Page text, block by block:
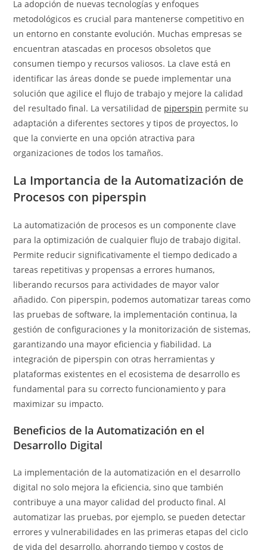
La adopción de nuevas tecnologías y enfoques
metodológicos es crucial para mantenerse competitivo en
un entorno en constante evolución. Muchas empresas se
encuentran atascadas en procesos obsoletos que
consumen tiempo y recursos valiosos. La clave está en
identificar las áreas donde se puede implementar una
solución que agilice el flujo de trabajo y mejore la calidad
del resultado final. La versatilidad de piperspin permite su
adaptación a diferentes sectores y tipos de proyectos, lo
que la convierte en una opción atractiva para
organizaciones de todos los tamaños.
La Importancia de la Automatización de
Procesos con piperspin
La automatización de procesos es un componente clave
para la optimización de cualquier flujo de trabajo digital.
Permite reducir significativamente el tiempo dedicado a
tareas repetitivas y propensas a errores humanos,
liberando recursos para actividades de mayor valor
añadido. Con piperspin, podemos automatizar tareas como
las pruebas de software, la implementación continua, la
gestión de configuraciones y la monitorización de sistemas,
garantizando una mayor eficiencia y fiabilidad. La
integración de piperspin con otras herramientas y
plataformas existentes en el ecosistema de desarrollo es
fundamental para su correcto funcionamiento y para
maximizar su impacto.
Beneficios de la Automatización en el
Desarrollo Digital
La implementación de la automatización en el desarrollo
digital no solo mejora la eficiencia, sino que también
contribuye a una mayor calidad del producto final. Al
automatizar las pruebas, por ejemplo, se pueden detectar
errores y vulnerabilidades en las primeras etapas del ciclo
de vida del desarrollo, ahorrando tiempo y costos de